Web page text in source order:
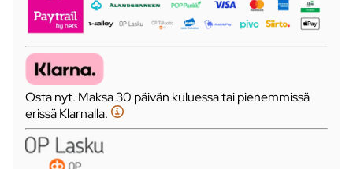
Osta nyt. Maksa 30 päivän kuluessa tai pienemmissä
erissä Klarnalla.